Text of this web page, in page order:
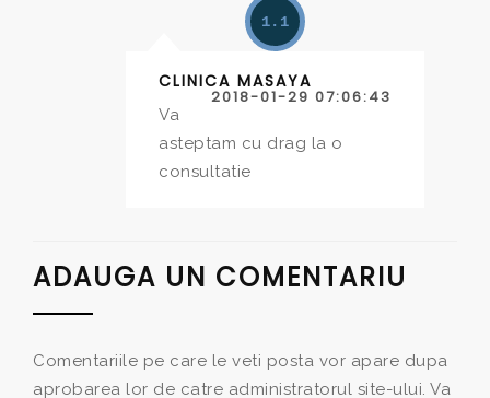
1.1
CLINICA MASAYA
2018-01-29 07:06:43
Va
asteptam cu drag la o
consultatie
ADAUGA UN COMENTARIU
Comentariile pe care le veti posta vor apare dupa
aprobarea lor de catre administratorul site-ului. Va